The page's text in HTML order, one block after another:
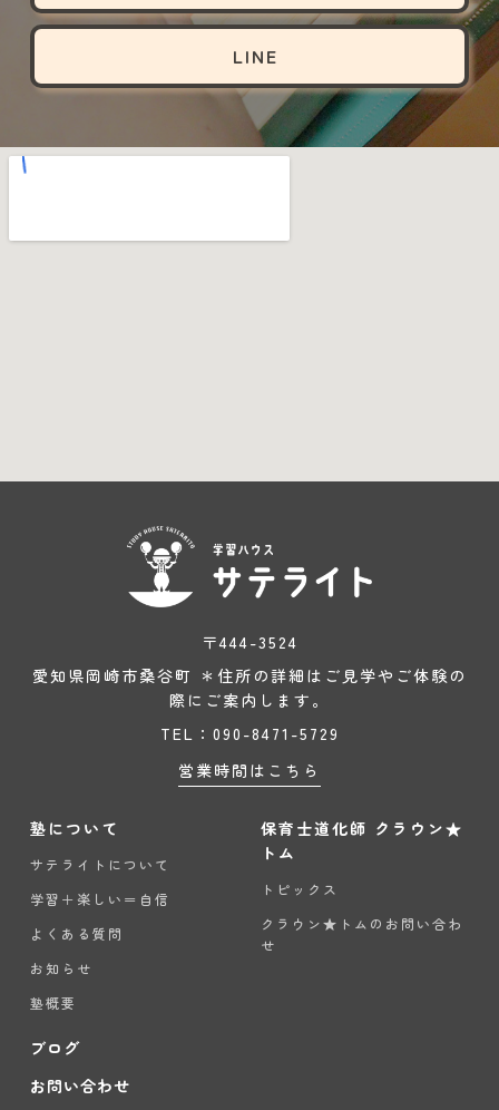
LINE
〒444-3524
愛知県岡崎市桑谷町 ＊住所の詳細はご見学やご体験の
際にご案内します。
TEL：090-8471-5729
営業時間はこちら
塾について
サテライトについて
学習＋楽しい＝自信
よくある質問
お知らせ
塾概要
保育士道化師 クラウン★
トム
トピックス
クラウン★トムのお問い合わ
せ
ブログ
お問い合わせ